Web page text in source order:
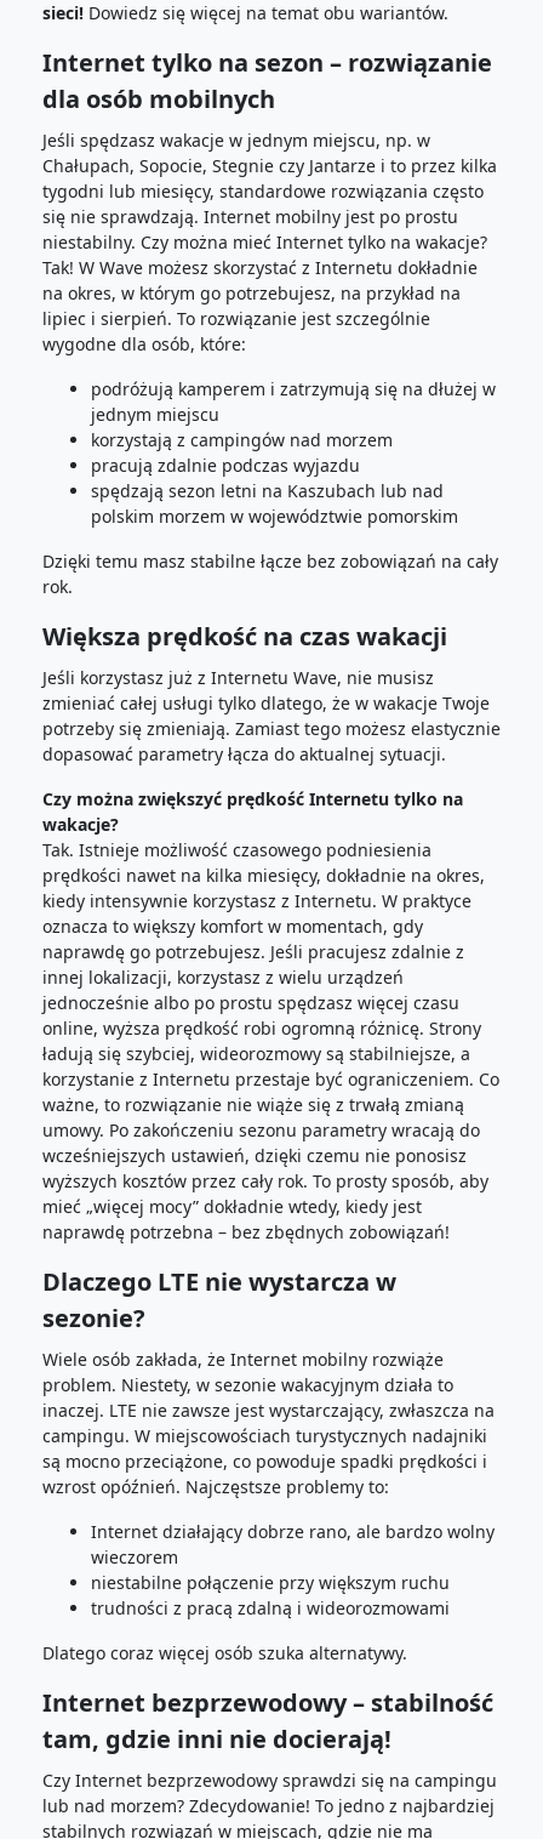
sieci! Dowiedz się więcej na temat obu wariantów.
Internet tylko na sezon – rozwiązanie
dla osób mobilnych
Jeśli spędzasz wakacje w jednym miejscu, np. w
Chałupach, Sopocie, Stegnie czy Jantarze i to przez kilka
tygodni lub miesięcy, standardowe rozwiązania często
się nie sprawdzają. Internet mobilny jest po prostu
niestabilny. Czy można mieć Internet tylko na wakacje?
Tak! W Wave możesz skorzystać z Internetu dokładnie
na okres, w którym go potrzebujesz, na przykład na
lipiec i sierpień. To rozwiązanie jest szczególnie
wygodne dla osób, które:
podróżują kamperem i zatrzymują się na dłużej w
jednym miejscu
korzystają z campingów nad morzem
pracują zdalnie podczas wyjazdu
spędzają sezon letni na Kaszubach lub nad
polskim morzem w województwie pomorskim
Dzięki temu masz stabilne łącze bez zobowiązań na cały
rok.
Większa prędkość na czas wakacji
Jeśli korzystasz już z Internetu Wave, nie musisz
zmieniać całej usługi tylko dlatego, że w wakacje Twoje
potrzeby się zmieniają. Zamiast tego możesz elastycznie
dopasować parametry łącza do aktualnej sytuacji.
Czy można zwiększyć prędkość Internetu tylko na
wakacje?
Tak. Istnieje możliwość czasowego podniesienia
prędkości nawet na kilka miesięcy, dokładnie na okres,
kiedy intensywnie korzystasz z Internetu. W praktyce
oznacza to większy komfort w momentach, gdy
naprawdę go potrzebujesz. Jeśli pracujesz zdalnie z
innej lokalizacji, korzystasz z wielu urządzeń
jednocześnie albo po prostu spędzasz więcej czasu
online, wyższa prędkość robi ogromną różnicę. Strony
ładują się szybciej, wideorozmowy są stabilniejsze, a
korzystanie z Internetu przestaje być ograniczeniem. Co
ważne, to rozwiązanie nie wiąże się z trwałą zmianą
umowy. Po zakończeniu sezonu parametry wracają do
wcześniejszych ustawień, dzięki czemu nie ponosisz
wyższych kosztów przez cały rok. To prosty sposób, aby
mieć „więcej mocy” dokładnie wtedy, kiedy jest
naprawdę potrzebna – bez zbędnych zobowiązań!
Dlaczego LTE nie wystarcza w
sezonie?
Wiele osób zakłada, że Internet mobilny rozwiąże
problem. Niestety, w sezonie wakacyjnym działa to
inaczej. LTE nie zawsze jest wystarczający, zwłaszcza na
campingu. W miejscowościach turystycznych nadajniki
są mocno przeciążone, co powoduje spadki prędkości i
wzrost opóźnień. Najczęstsze problemy to:
Internet działający dobrze rano, ale bardzo wolny
wieczorem
niestabilne połączenie przy większym ruchu
trudności z pracą zdalną i wideorozmowami
Dlatego coraz więcej osób szuka alternatywy.
Internet bezprzewodowy – stabilność
tam, gdzie inni nie docierają!
Czy Internet bezprzewodowy sprawdzi się na campingu
lub nad morzem? Zdecydowanie! To jedno z najbardziej
stabilnych rozwiązań w miejscach, gdzie nie ma